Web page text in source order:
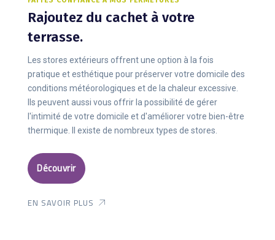
Rajoutez du cachet à votre
terrasse.
Les stores extérieurs offrent une option à la fois
pratique et esthétique pour préserver votre domicile des
conditions météorologiques et de la chaleur excessive.
Ils peuvent aussi vous offrir la possibilité de gérer
l'intimité de votre domicile et d'améliorer votre bien-être
thermique. Il existe de nombreux types de stores.
Découvrir
EN SAVOIR PLUS